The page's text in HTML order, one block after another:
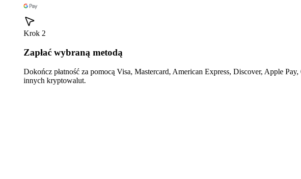
Krok 2
Zapłać wybraną metodą
Dokończ płatność za pomocą Visa, Mastercard, American Express, Discover, Apple
innych kryptowalut.